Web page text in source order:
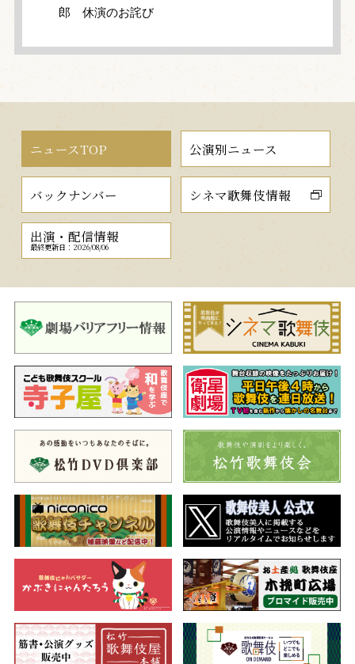
郎 休演のお詫び
ニュースTOP 公演別ニュース
バックナンバー シネマ歌舞伎情報
出演・配信情報
最終更新日：2026/08/06